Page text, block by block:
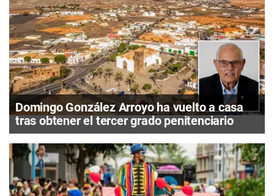
Domingo González Arroyo ha vuelto a casa
tras obtener el tercer grado penitenciario